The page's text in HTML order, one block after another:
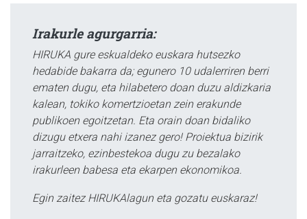
Irakurle agurgarria:
HIRUKA gure eskualdeko euskara hutsezko
hedabide bakarra da; egunero 10 udalerriren berri
ematen dugu, eta hilabetero doan duzu aldizkaria
kalean, tokiko komertzioetan zein erakunde
publikoen egoitzetan. Eta orain doan bidaliko
dizugu etxera nahi izanez gero! Proiektua bizirik
jarraitzeko, ezinbestekoa dugu zu bezalako
irakurleen babesa eta ekarpen ekonomikoa.
Egin zaitez HIRUKAlagun eta gozatu euskaraz!